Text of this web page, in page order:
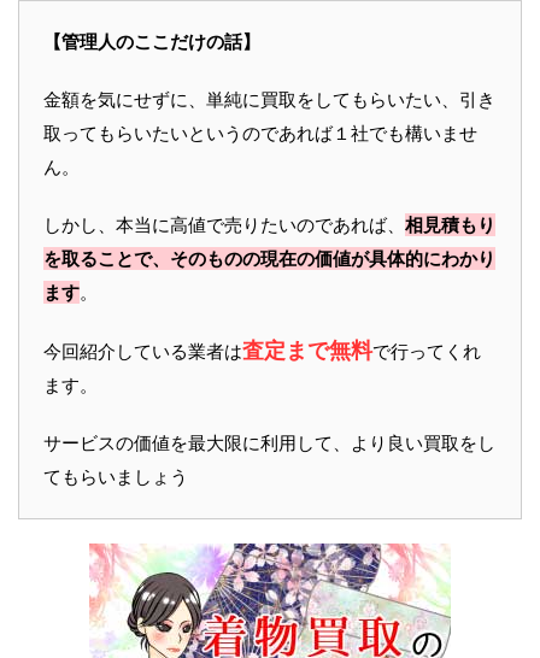
【管理人のここだけの話】
金額を気にせずに、単純に買取をしてもらいたい、引き
取ってもらいたいというのであれば１社でも構いませ
ん。
しかし、本当に高値で売りたいのであれば、 相見積もり
を取ることで、そのものの現在の価値が具体的にわかり
ます。
今回紹介している業者は査定まで無料で行ってくれ
ます。
サービスの価値を最大限に利用して、より良い買取をし
てもらいましょう